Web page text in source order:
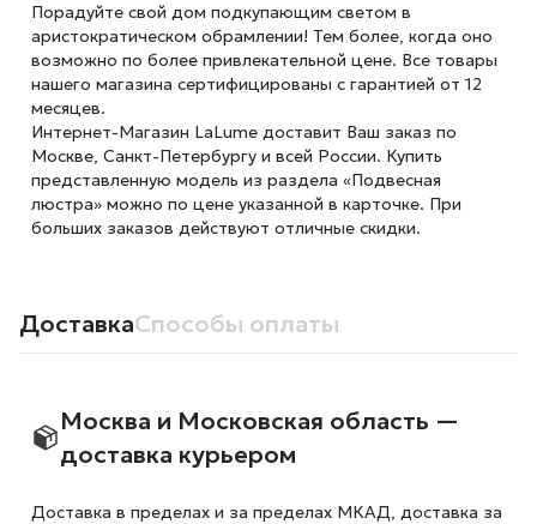
Порадуйте свой дом подкупающим светом в
аристократическом обрамлении! Тем более, когда оно
возможно по более привлекательной цене. Все товары
нашего магазина сертифицированы с гарантией от 12
месяцев.
Интернет-Магазин LaLume доставит Ваш заказ по
Москве, Санкт-Петербургу и всей России. Купить
представленную модель из раздела «Подвесная
люстра» можно по цене указанной в карточке. При
больших заказов действуют отличные скидки.
ДоставкаСпособы оплаты
Москва и Московская область —
доставка курьером
Доставка в пределах и за пределах МКАД, доставка за